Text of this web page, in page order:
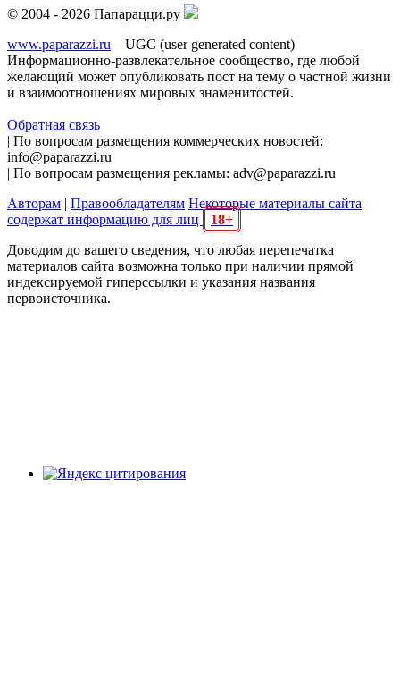
© 2004 - 2026 Папарацци.ру
www.paparazzi.ru – UGC (user generated content)
Информационно-развлекательное сообщество, где любой
желающий может опубликовать пост на тему о частной жизни
и взаимоотношениях мировых знаменитостей.
Обратная связь
| По вопросам размещения коммерческих новостей:
info@paparazzi.ru
| По вопросам размещения рекламы: adv@paparazzi.ru
Авторам | Правообладателям Некоторые материалы сайта
содержат информацию для лиц
18+
Доводим до вашего сведения, что любая перепечатка
материалов сайта возможна только при наличии прямой
индексируемой гиперссылки и указания названия
первоисточника.